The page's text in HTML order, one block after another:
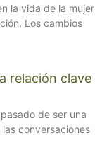
la vida de la mujer
Los cambios
relación clave
de ser una
conversaciones